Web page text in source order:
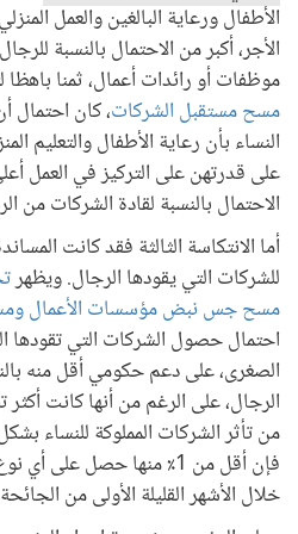
الأطفال ورعاية البالغين والعمل
الأجر، أكبر من الاحتمال بالنسبة
موظفات أو رائدات أعمال، ثمنا
مسح مستقبل الشركات، كان احتمال
النساء بأن رعاية الأطفال والتعليم
الاحتمال بالنسبة لقادة الشركات من
أما الانتكاسة الثالثة فقد كانت
للشركات التي يقودها الرجال. ويظهر
مسح جس نبض مؤسسات الأعمال
احتمال حصول الشركات التي تقودها
الصغرى، على دعم حكومي أقل منه
الرجال، على الرغم من أنها كانت
من تأثر الشركات المملوكة للنساء
فإن أقل من 1٪ منها حصل
خلال الأشهر القليلة الأولى من